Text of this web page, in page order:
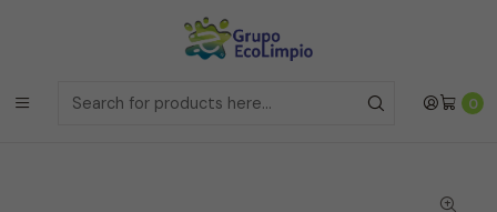
0
Envíos a la Region Metropolitana
compras antes de las 12 del medio día de
Envíos a todo Chilea traves de Bluexpress
Home Línea de Pisos y Alfombras
Cera Acrilica Autobrillo Roja al 18% - WK-630R - 1 Litro